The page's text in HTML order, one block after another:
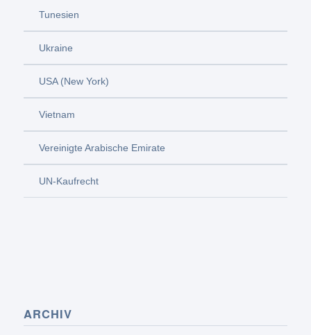
Tunesien
Ukraine
USA (New York)
Vietnam
Vereinigte Arabische Emirate
UN-Kaufrecht
ARCHIV